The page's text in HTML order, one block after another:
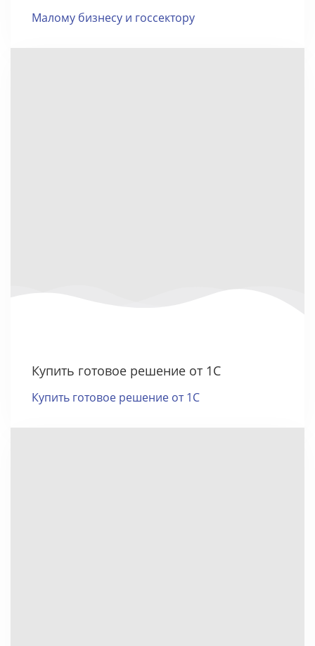
Малому бизнесу и госсектору
Купить готовое решение от 1С
Купить готовое решение от 1С